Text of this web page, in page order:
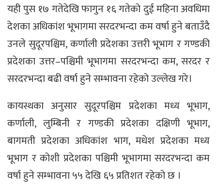
यही पुस १७ गतेदेखि फागुन १६ गतेको दुई महिना अवधिमा
देशका अधिकांश भूभागमा सरदरभन्दा कम वर्षा हुने बताउँदै
उनले सुदूरपश्चिम, कर्णाली प्रदेशका उत्तरी भूभाग र गण्डकी
प्रदेशका उत्तर–पश्चिमी भूभागमा सरदरभन्दा कम, सरदर र
सरदरभन्दा बढी वर्षा हुने सम्भावना रहेको उल्लेख गरे।
कायस्थका अनुसार सुदूरपश्चिम प्रदेशका मध्य भूभाग,
कर्णाली, लुम्बिनी र गण्डकी प्रदेशका दक्षिणी भूभाग,
बागमती प्रदेशका अधिकांश भाग, मधेश प्रदेशका मध्य
भूभाग र कोशी प्रदेशका पश्चिमी भूभागमा सरदरभन्दा कम
वर्षा हुने सम्भावना ५५ देखि ६५ प्रतिशत रहेको छ ।